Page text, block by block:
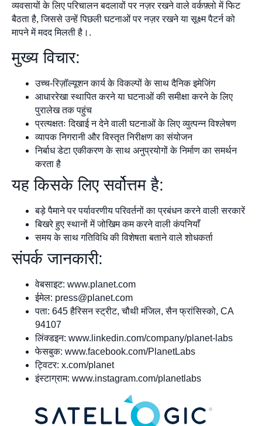
व्यवसायों के लिए परिचालन बदलावों पर नज़र रखने वाले वर्कफ़्लो में फिट
बैठता है, जिससे उन्हें पिछली घटनाओं पर नज़र रखने या सूक्ष्म पैटर्न को
मापने में मदद मिलती है।.
मुख्य विचार:
उच्च-रिज़ॉल्यूशन कार्य के विकल्पों के साथ दैनिक इमेजिंग
आधाररेखा स्थापित करने या घटनाओं की समीक्षा करने के लिए
पुरालेख तक पहुंच
प्रत्यक्षतः दिखाई न देने वाली घटनाओं के लिए व्युत्पन्न विश्लेषण
व्यापक निगरानी और विस्तृत निरीक्षण का संयोजन
निर्बाध डेटा एकीकरण के साथ अनुप्रयोगों के निर्माण का समर्थन
करता है
यह किसके लिए सर्वोत्तम है:
बड़े पैमाने पर पर्यावरणीय परिवर्तनों का प्रबंधन करने वाली सरकारें
बिखरे हुए स्थानों में जोखिम कम करने वाली कंपनियाँ
समय के साथ गतिविधि की विशेषता बताने वाले शोधकर्ता
संपर्क जानकारी:
वेबसाइट: www.planet.com
ईमेल: press@planet.com
पता: 645 हैरिसन स्ट्रीट, चौथी मंजिल, सैन फ्रांसिस्को, CA
94107
लिंक्डइन: www.linkedin.com/company/planet-labs
फेसबुक: www.facebook.com/PlanetLabs
ट्विटर: x.com/planet
इंस्टाग्राम: www.instagram.com/planetlabs